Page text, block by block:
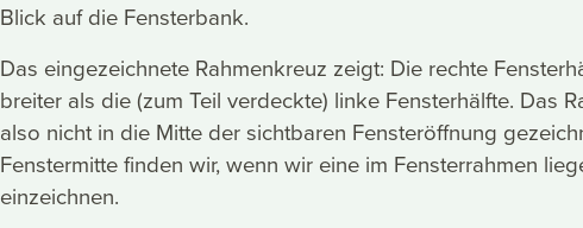
Blick auf die Fensterbank.
Das eingezeichnete Rahmenkreuz zeigt: Die rechte
breiter als die (zum Teil verdeckte) linke Fensterhälfte. Das
also nicht in die Mitte der sichtbaren Fensteröffnung
Fenstermitte finden wir, wenn wir eine im Fensterrahmen
einzeichnen.